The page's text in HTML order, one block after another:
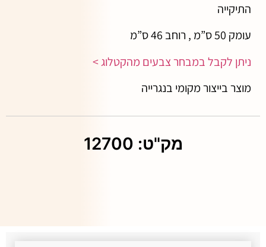
התיקייה
עומק 50 ס”מ , רוחב 46 ס”מ
ניתן לקבל במבחר צבעים מהקטלוג >
מוצר בייצור מקומי בנגרייה
מק"ט: 12700